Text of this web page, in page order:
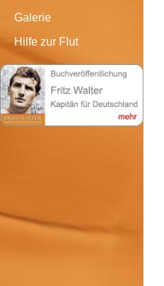
Galerie
Hilfe zur Flut